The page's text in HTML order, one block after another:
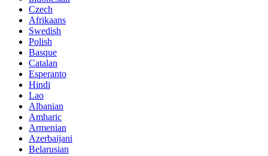
Czech
Afrikaans
Swedish
Polish
Basque
Catalan
Esperanto
Hindi
Lao
Albanian
Amharic
Armenian
Azerbaijani
Belarusian